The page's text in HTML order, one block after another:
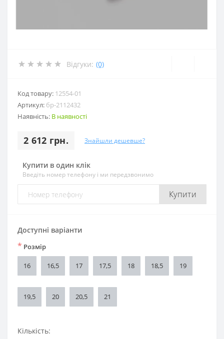
Відгуки: (0)
Код товару: 12554-01
Артикул: бр-2112432
Наявність: В наявності
2 612 грн. Знайшли дешевше?
Купити в один клік
Введіть номер телефону і ми передзвонимо
Купити
Доступні варіанти
* Розмір
16 16,5 17 17,5 18 18,5 19
19,5 20 20,5 21
Кількість: